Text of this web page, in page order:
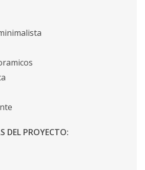
DEL PROYECTO: